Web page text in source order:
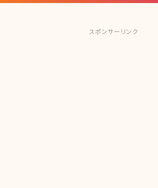
スポンサーリンク